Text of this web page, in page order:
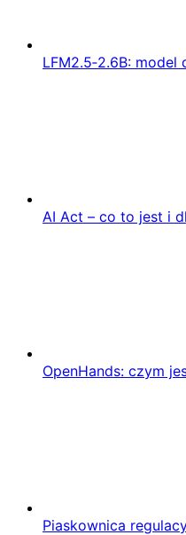
LFM2.5‑2.6B: model
AI Act – co to jest i
OpenHands: czym
Piaskownica